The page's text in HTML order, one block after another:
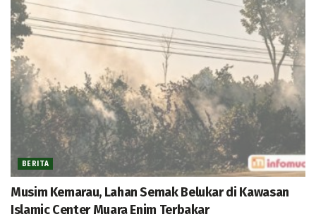
BERITA
Musim Kemarau, Lahan Semak Belukar di Kawasan
Islamic Center Muara Enim Terbakar